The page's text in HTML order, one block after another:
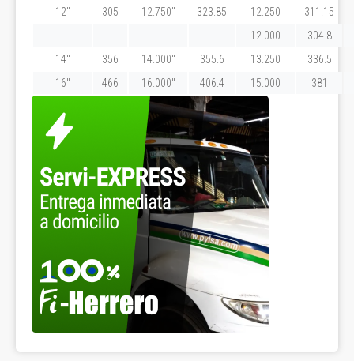
12"
305 12.750" 323.85 12.250
311.15
12.000
304.8
14"
356 14.000" 355.6 13.250
336.5
16"
466 16.000" 406.4 15.000 381